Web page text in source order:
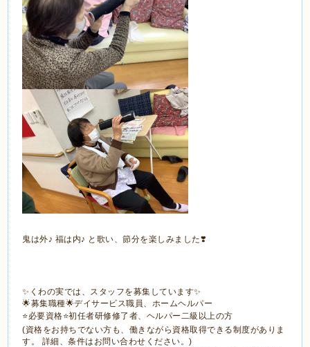
鬼は外♪ 福は内♪ と歌い、節分を楽しみました❣️
✨くわの実では、スタッフを募集しています✨
🌟募集職種🌟デイサービス職員、ホームヘルパー
⭐️必要資格⭐️初任者研修修了者、ヘルパー二級以上の方
(資格をお持ちでない方も、働きながら資格取得できる制度がありま
す。 詳細、条件はお問い合わせください。)